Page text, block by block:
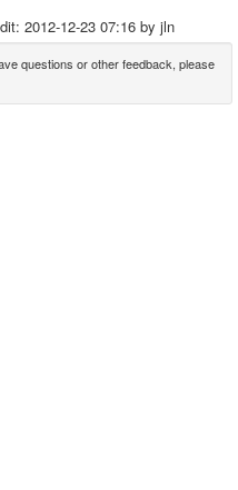
2012-12-23 07:16 by jln
questions or other feedback, please